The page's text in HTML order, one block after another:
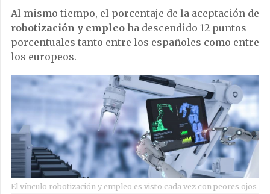
Al mismo tiempo, el porcentaje de la aceptación de
robotización y empleo ha descendido 12 puntos
porcentuales tanto entre los españoles como entre
los europeos.
El vínculo robotización y empleo es visto cada vez con peores ojos